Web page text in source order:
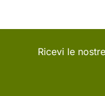
Ricevi le